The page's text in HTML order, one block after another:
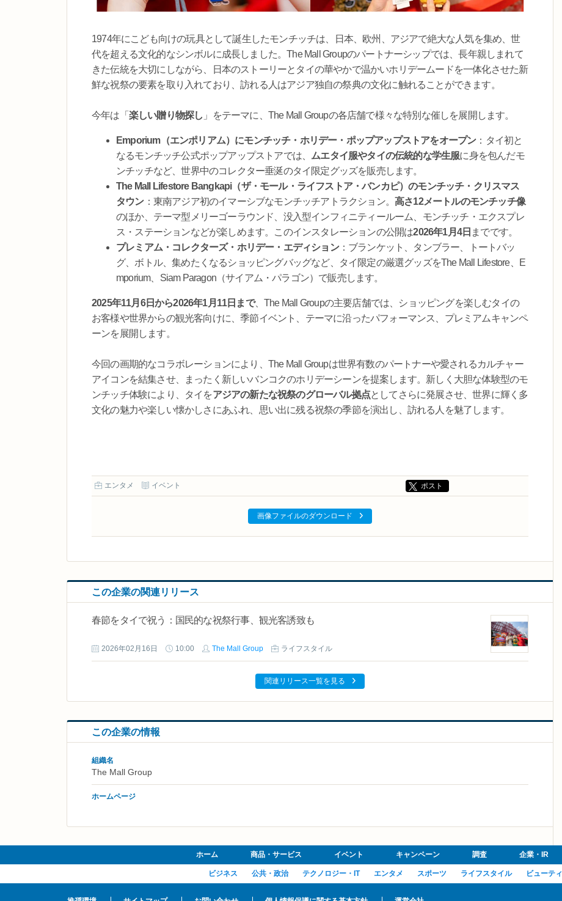
1974年にこども向けの玩具として誕生したモンチッチは、日本、欧州、アジアで絶大な人気を集め、世
代を超える文化的なシンボルに成長しました。The Mall Groupのパートナーシップでは、長年親しまれて
きた伝統を大切にしながら、日本のストーリーとタイの華やかで温かいホリデームードを一体化させた新
鮮な祝祭の要素を取り入れており、訪れる人はアジア独自の祭典の文化に触れることができます。
今年は「 楽しい贈り物探し 」をテーマに、The Mall Groupの各店舗で様々な特別な催しを展開します。
Emporium（エンポリアム）にモンチッチ・ホリデー・ポップアップストアをオープン：タイ初と
なるモンチッチ公式ポップアップストアでは、 ムエタイ服やタイの伝統的な学生服に身を包んだモ
ンチッチなど、世界中のコレクター垂涎のタイ限定グッズを販売します。
The Mall Lifestore Bangkapi（ザ・モール・ライフストア・バンカピ）のモンチッチ・クリスマス
タウン：東南アジア初のイマーシブなモンチッチアトラクション。高さ12メートルのモンチッチ像
のほか、テーマ型メリーゴーラウンド、没入型インフィニティールーム、モンチッチ・エクスプレ
ス・ステーションなどが楽しめます。このインスタレーションの公開は2026年1月4日 までです。
プレミアム・コレクターズ・ホリデー・エディション：ブランケット、タンブラー、トートバッ
グ、ボトル、集めたくなるショッピングバッグなど、タイ限定の厳選グッズをThe Mall Lifestore、E
mporium、Siam Paragon（サイアム・パラゴン）で販売します。
2025年11月6日から2026年1月11日まで、The Mall Groupの主要店舗では、ショッピングを楽しむタイの
お客様や世界からの観光客向けに、季節イベント、テーマに沿ったパフォーマンス、プレミアムキャンペ
ーンを展開します。
今回の画期的なコラボレーションにより、The Mall Groupは世界有数のパートナーや愛されるカルチャー
アイコンを結集させ、まったく新しいバンコクのホリデーシーンを提案します。新しく大胆な体験型のモ
ンチッチ体験により、タイをアジアの新たな祝祭のグローバル拠点としてさらに発展させ、世界に輝く多
文化の魅力や楽しい懐かしさにあふれ、思い出に残る祝祭の季節を演出し、訪れる人を魅了します。
エンタメ イベント ポスト
画像ファイルのダウンロード
この企業の関連リリース
春節をタイで祝う：国民的な祝祭行事、観光客誘致も
2026年02月16日 10:00 The Mall Group ライフスタイル
関連リリース一覧を見る
この企業の情報
組織名
The Mall Group
ホームページ
ホーム 商品・サービス イベント キャンペーン 調査 企業・IR
ビジネス 公共・政治 テクノロジー・IT エンタメ スポーツ ライフスタイル ビューティ